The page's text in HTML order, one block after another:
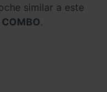
similar a este
COMBO.